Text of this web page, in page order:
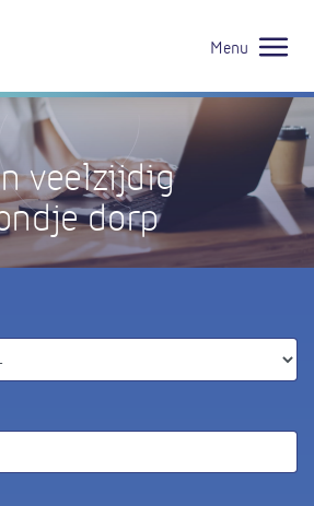
Menu
veelzijdig
dorp